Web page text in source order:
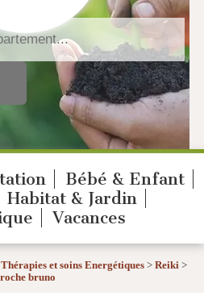
Bébé & Enfant
Habitat & Jardin
Vacances
Thérapies et soins Energétiques > Reiki >
bruno